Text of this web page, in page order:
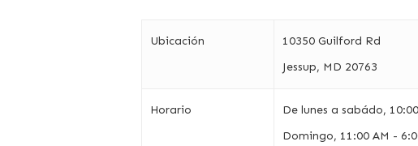
Ubicación
10350 Guilford Rd
Jessup, MD 20763
Horario
De lunes a sabádo,
Domingo, 11:00 AM -